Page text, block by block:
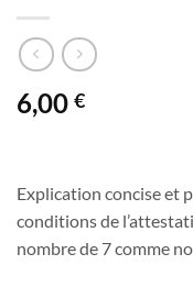
6,00 €
Explication concise et
conditions de
nombre de 7 comme